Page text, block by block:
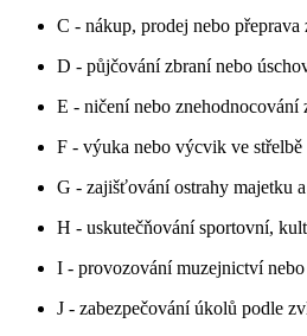
C - nákup, prodej nebo přeprava
D - půjčování zbraní nebo
E - ničení nebo znehodnocování
F - výuka nebo výcvik ve střelbě
G - zajišťování ostrahy majetku
H - uskutečňování sportovní,
I - provozování muzejnictví
J - zabezpečování úkolů podle